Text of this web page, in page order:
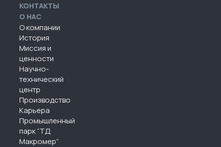
КОНТАКТЫ
О НАС
О компании
История
Миссия и
ценности
Научно-
технический
центр
Производство
Карьера
Промышленный
парк “ТД
Макромер”